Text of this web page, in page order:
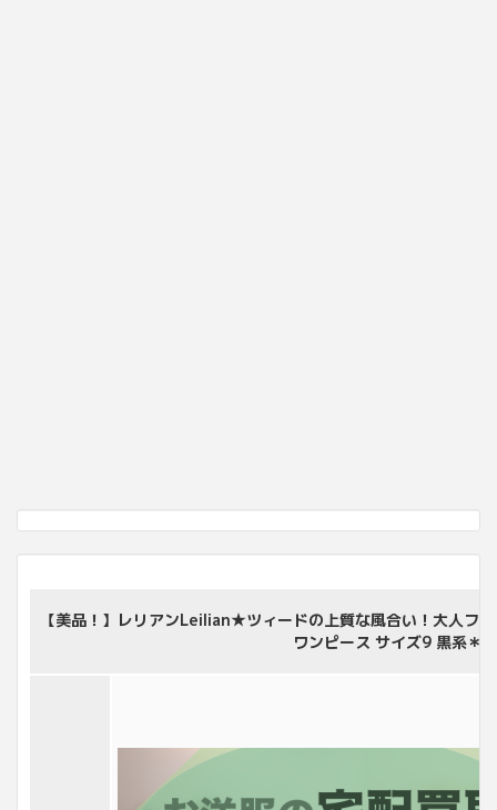
【美品！】レリアンLeilian★ツィードの上質な風合い！大人フ
ワンピース サイズ9 黒系＊